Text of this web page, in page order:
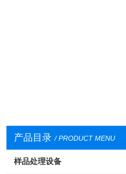
产品目录 / PRODUCT MENU
样品处理设备